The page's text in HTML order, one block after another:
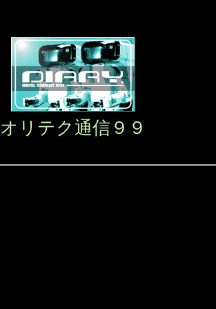
オリテク通信９９